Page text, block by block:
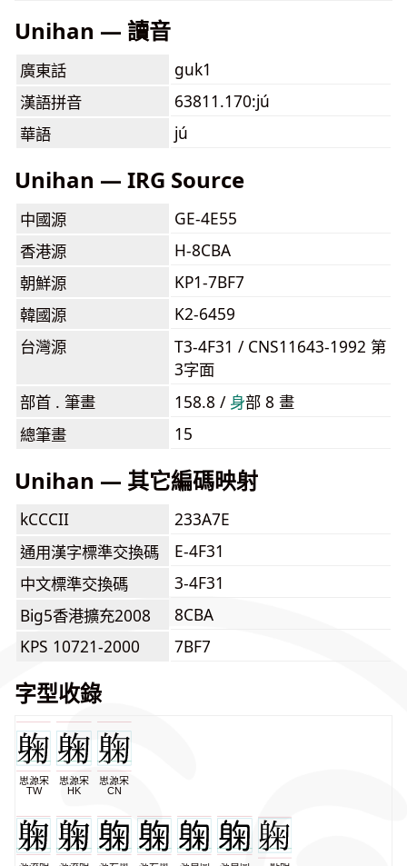
Unihan — 讀音
廣東話
guk1
漢語拼音
63811.170:jú
華語
jú
Unihan — IRG Source
中國源
GE-4E55
香港源
H-8CBA
朝鮮源
KP1-7BF7
韓國源
K2-6459
台灣源
T3-4F31 / CNS11643-1992 第
3字面
部首 . 筆畫
158.8 / ⾝部 8 畫
總筆畫
15
Unihan — 其它編碼映射
kCCCII
233A7E
通用漢字標準交換碼
E-4F31
中文標準交換碼
3-4F31
Big5香港擴充2008
8CBA
KPS 10721-2000
7BF7
字型收錄
思源宋
TW
思源宋
HK
思源宋
CN